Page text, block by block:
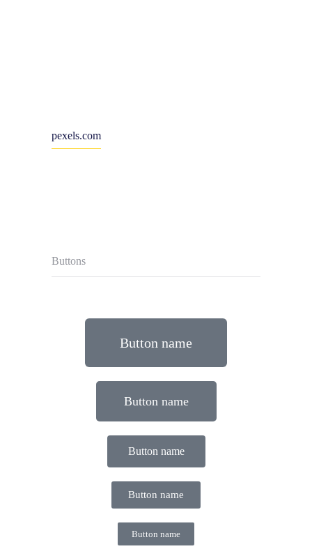
pexels.com
Buttons
Button name
Button name
Button name
Button name
Button name